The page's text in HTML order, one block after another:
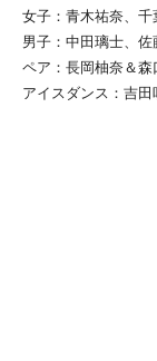
女子：青木祐奈、千
男子：中田璃士、佐
ペア：長岡柚奈＆森
アイスダンス：吉田